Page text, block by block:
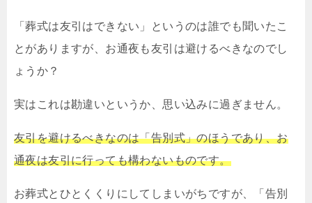
「葬式は友引はできない」というのは誰でも聞いたこ
とがありますが、お通夜も友引は避けるべきなのでし
ょうか？
実はこれは勘違いというか、思い込みに過ぎません。
友引を避けるべきなのは「告別式」のほうであり、お
通夜は友引に行っても構わないものです。
お葬式とひとくくりにしてしまいがちですが、「告別